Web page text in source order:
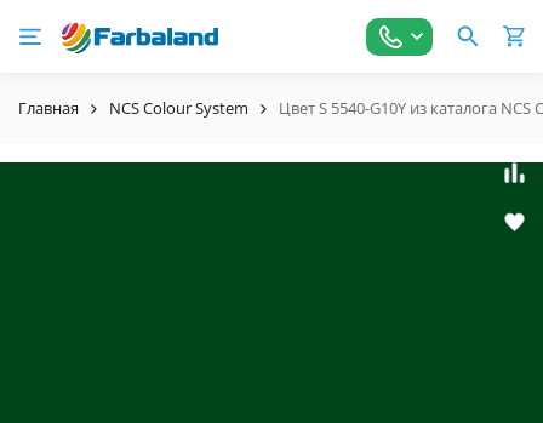
Главная NCS Colour System Цвет S 5540-G10Y из каталога NCS